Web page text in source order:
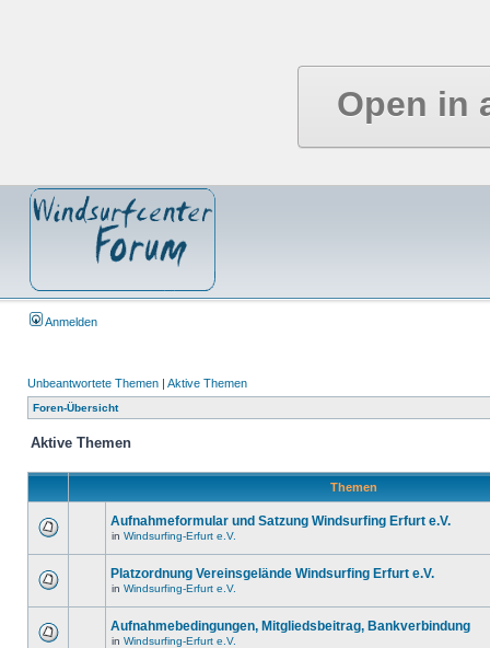
Open in
Anmelden
Unbeantwortete Themen | Aktive Themen
Foren-Übersicht
Aktive Themen
Themen
Aufnahmeformular und Satzung Windsurfing Erfurt e.V.
in Windsurfing-Erfurt e.V.
Platzordnung Vereinsgelände Windsurfing Erfurt e.V.
in Windsurfing-Erfurt e.V.
Aufnahmebedingungen, Mitgliedsbeitrag, Bankverbindung
in Windsurfing-Erfurt e.V.